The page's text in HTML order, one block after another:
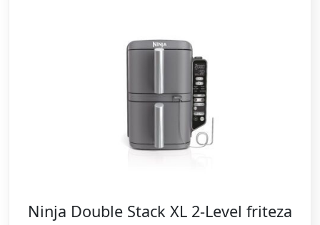
Ninja Double Stack XL 2-Level friteza